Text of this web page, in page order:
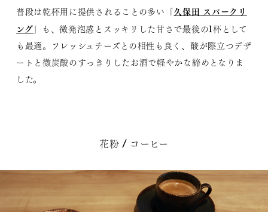
普段は乾杯用に提供されることの多い「久保田 スパークリ
ング」も、微発泡感とスッキリした甘さで最後の1杯として
も最適。フレッシュチーズとの相性も良く、酸が際立つデザ
ートと微炭酸のすっきりしたお酒で軽やかな締めとなりま
した。
花粉 / コーヒー